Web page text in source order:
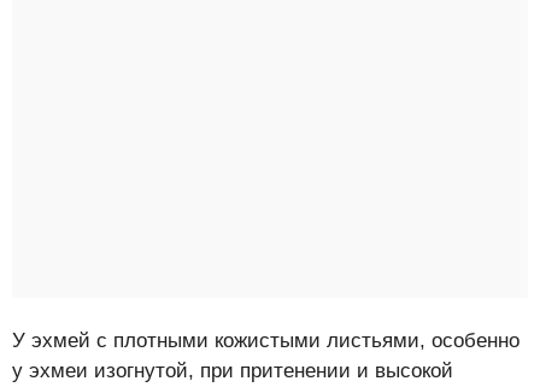
У эхмей с плотными кожистыми листьями, особенно
у эхмеи изогнутой, при притенении и высокой